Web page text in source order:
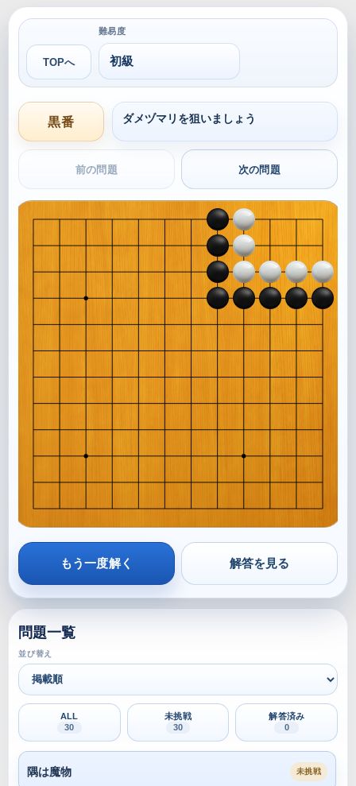
TOPへ
難易度
黒番 ダメヅマリを狙いましょう
前の問題 次の問題
もう一度解く 解答を見る
問題一覧
並び替え
ALL
30
未挑戦
30
解答済み
0
隅は魔物 未挑戦